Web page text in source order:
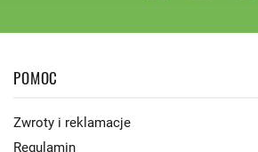
POMOC
Zwroty i reklamacje
Regulamin